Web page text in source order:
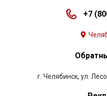
+7
г. Челябинск, ул.